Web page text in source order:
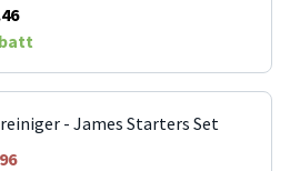
- James Starters Set